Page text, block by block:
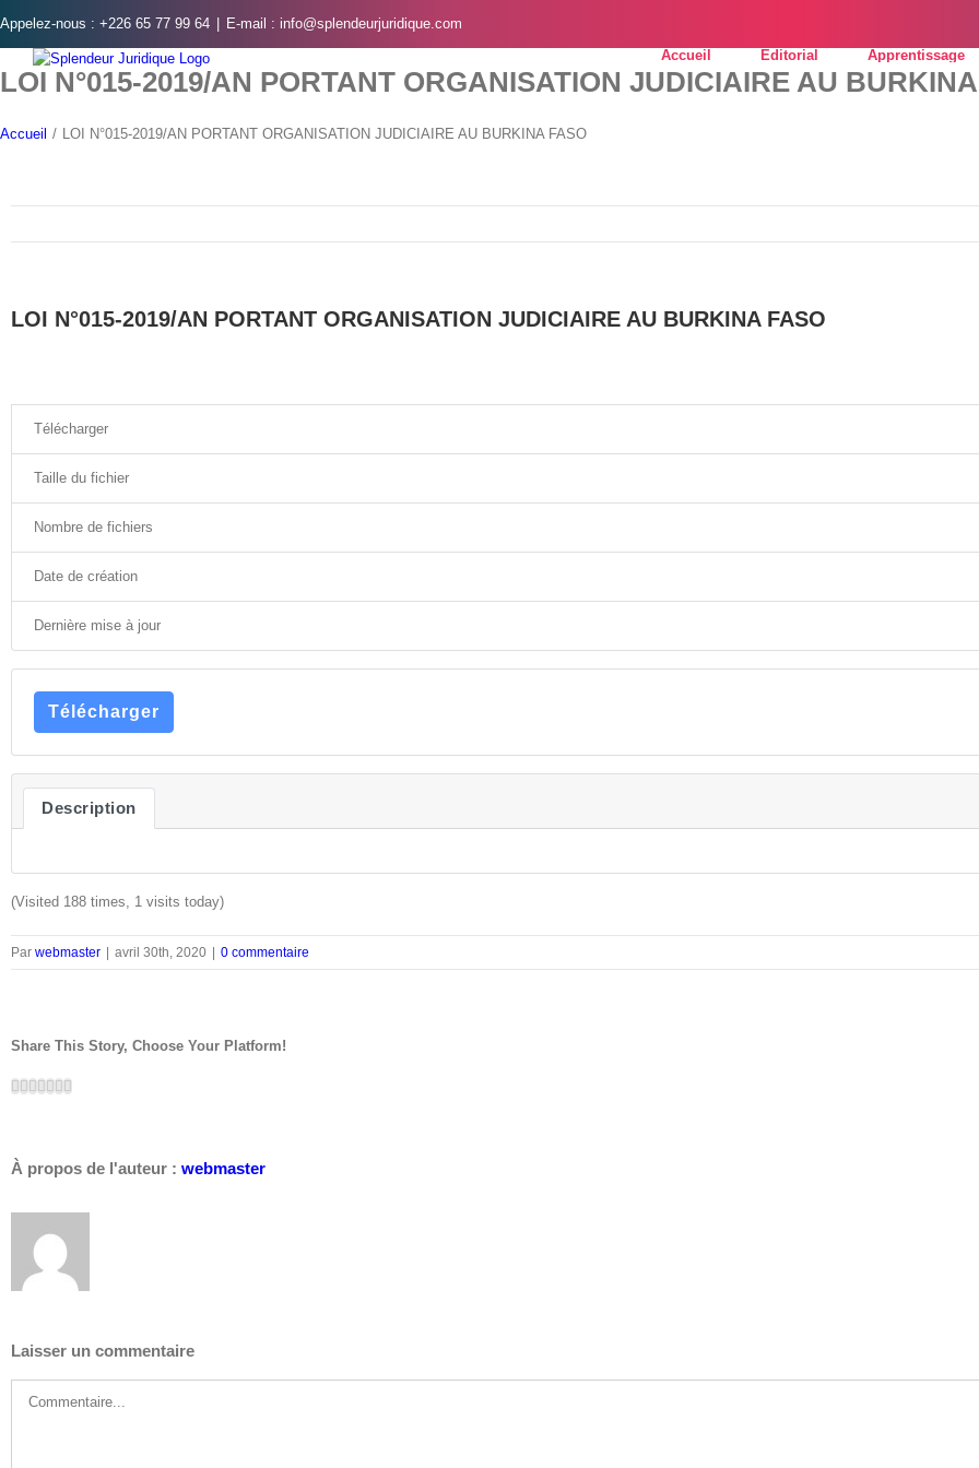
to
content
Appelez-nous : +226 65 77 99 64 E-mail : info@splendeurjuridique.com
Accueil
Editorial Apprentissage
LOI N°015-2019/AN PORTANT ORGANISATION JUDICIAIRE AU
Accueil / LOI N°015-2019/AN PORTANT ORGANISATION JUDICIAIRE AU BURKINA FASO
LOI N°015-2019/AN PORTANT ORGANISATION JUDICIAIRE AU BURKINA FASO
Télécharger
Taille du fichier
Nombre de fichiers
Date de création
Dernière mise à jour
Télécharger
Description
(Visited 188 times, 1 visits today)
Par webmaster avril 30th, 2020 0 commentaire
Share This Story, Choose Your Platform!
Facebook
Twitter
LinkedIn
Reddit
Google+
Pinterest
À propos de l'auteur : webmaster
Laisser un commentaire